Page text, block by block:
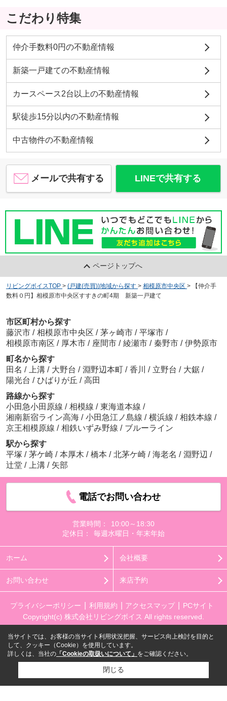
こだわり特集
仲介手数料0円の不動産情報
新築一戸建ての不動産情報
カースペース2台以上の不動産情報
駅徒歩15分以内の不動産情報
中古物件の不動産情報
メールで共有する LINEで共有する
ページトップへ
リビングボイスTOP > (戸建(売買))地域から探す > 相模原市中央区 >
【仲介手
数料０円】相模原市中央区すすきの町4期 新築一戸建て
市区町村から探す
藤沢市 / 相模原市中央区 / 茅ヶ崎市 / 平塚市 /
相模原市南区 / 厚木市 / 座間市 / 綾瀬市 / 秦野市 / 伊勢原市
町名から探す
田名 / 上溝 / 大野台 / 淵野辺本町 / 香川 / 立野台 / 大鋸 /
陽光台 / ひばりが丘 / 高田
路線から探す
小田急小田原線 / 相模線 / 東海道本線 /
湘南新宿ライン高海 / 小田急江ノ島線 / 横浜線 / 相鉄本線 /
京王相模原線 / 相鉄いずみ野線 / ブルーライン
駅から探す
平塚 / 茅ケ崎 / 本厚木 / 橋本 / 北茅ケ崎 / 海老名 / 淵野辺 /
辻堂 / 上溝 / 矢部
電話でお問い合わせ
営業時間：
10:00～18:30
定休日：
毎週水曜日・年末年始
ホーム 会社概要
お問い合わせ 来店予約
プライバシーポリシー 利用規約 アクセスマップ
PCサイト
Copyright(c) 株式会社リビングボイス All rights reserved.
当サイトでは、お客様の当サイト利用状況把握、サービス向上検討を目的と
して、クッキー（Cookie）を使用しています。
詳しくは、当社の 「Cookieの取扱いについて」 をご確認ください。
閉じる